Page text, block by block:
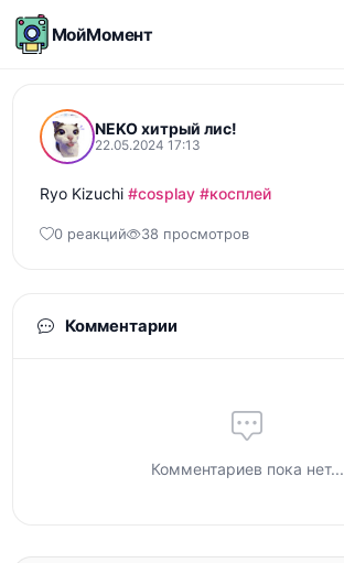
МойМомент
NEKO хитрый лис!
22.05.2024 17:13
Ryo Kizuchi #cosplay #косплей
0 реакций 38 просмотров
Комментарии
Комментариев пока нет...